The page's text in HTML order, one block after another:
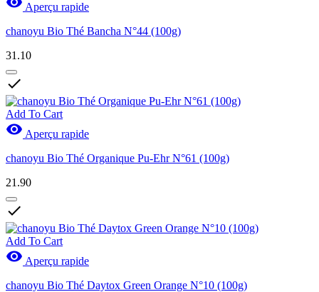
Aperçu rapide
chanoyu Bio Thé Bancha N°44 (100g)
31.10

Add To Cart
 Aperçu rapide
chanoyu Bio Thé Organique Pu-Ehr N°61 (100g)
21.90

Add To Cart
 Aperçu rapide
chanoyu Bio Thé Daytox Green Orange N°10 (100g)